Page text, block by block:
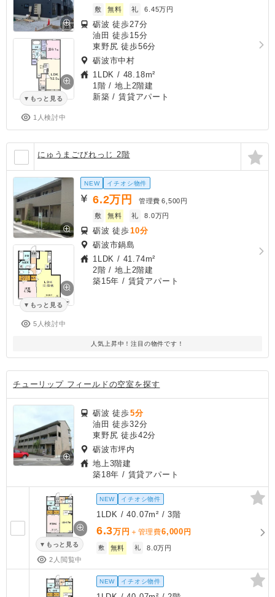
もっと見る
1人検討中
敷
無料 礼 6.45万円
砺波 徒歩27分
油田 徒歩15分
東野尻 徒歩56分
砺波市中村
1LDK / 48.18m²
1階 / 地上2階建
新築 / 賃貸アパート
にゅうまごびれっじ 2階
もっと見る
5人検討中
NEW イチオシ物件
6.2万円 管理費 6,500円
敷
無料 礼 8.0万円
砺波 徒歩10分
砺波市鍋島
1LDK / 41.74m²
2階 / 地上2階建
築15年 / 賃貸アパート
人気上昇中！注目の物件です！
チューリップ フィールドの空室を探す
砺波 徒歩5分
油田 徒歩32分
東野尻 徒歩42分
砺波市坪内
地上3階建
築18年 / 賃貸アパート
もっと見る
2人閲覧中
NEW イチオシ物件
1LDK / 40.07m² / 3階
6.3万円 ＋管理費6,000 円
敷 無料 礼 8.0万円
NEW イチオシ物件